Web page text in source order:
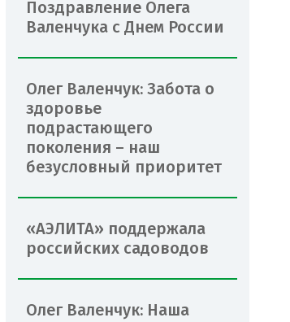
Поздравление Олега
Валенчука с Днем России
Олег Валенчук: Забота о
здоровье
подрастающего
поколения – наш
безусловный приоритет
«АЭЛИТА» поддержала
российских садоводов
Олег Валенчук: Наша